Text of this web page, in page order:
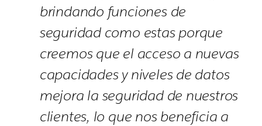
brindando funciones de
seguridad como estas porque
creemos que el acceso a nuevas
capacidades y niveles de datos
mejora la seguridad de nuestros
clientes, lo que nos beneficia a